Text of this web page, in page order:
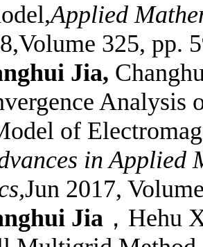
Applied
325, pp.
Jia,
of
in Applied
Jun 2017,
Jia ，Hehu